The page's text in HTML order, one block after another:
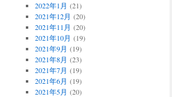
2022年1月 (21)
2021年12月 (20)
2021年11月 (20)
2021年10月 (19)
2021年9月 (19)
2021年8月 (23)
2021年7月 (19)
2021年6月 (19)
2021年5月 (20)